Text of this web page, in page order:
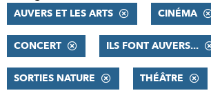
AUVERS ET LES ARTS CINÉMA
CONCERT ILS FONT AUVERS...
SORTIES NATURE THÉÂTRE